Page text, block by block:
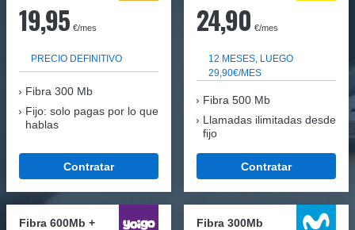
19,95 €/mes
PRECIO DEFINITIVO
Fibra 300 Mb
Fijo: solo pagas por lo que
hablas
Contratar
24,90 €/mes
12 MESES, LUEGO
29,90€/MES
Fibra 500 Mb
Llamadas ilimitadas desde
fijo
Contratar
Fibra 600Mb +
Fibra 300Mb